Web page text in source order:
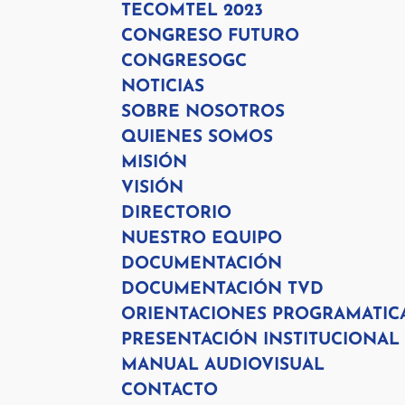
TECOMTEL 2023
CONGRESO FUTURO
CONGRESOGC
NOTICIAS
SOBRE NOSOTROS
QUIENES SOMOS
MISIÓN
VISIÓN
DIRECTORIO
NUESTRO EQUIPO
DOCUMENTACIÓN
DOCUMENTACIÓN TVD
ORIENTACIONES
PRESENTACIÓN INSTITUCIONAL
MANUAL AUDIOVISUAL
CONTACTO